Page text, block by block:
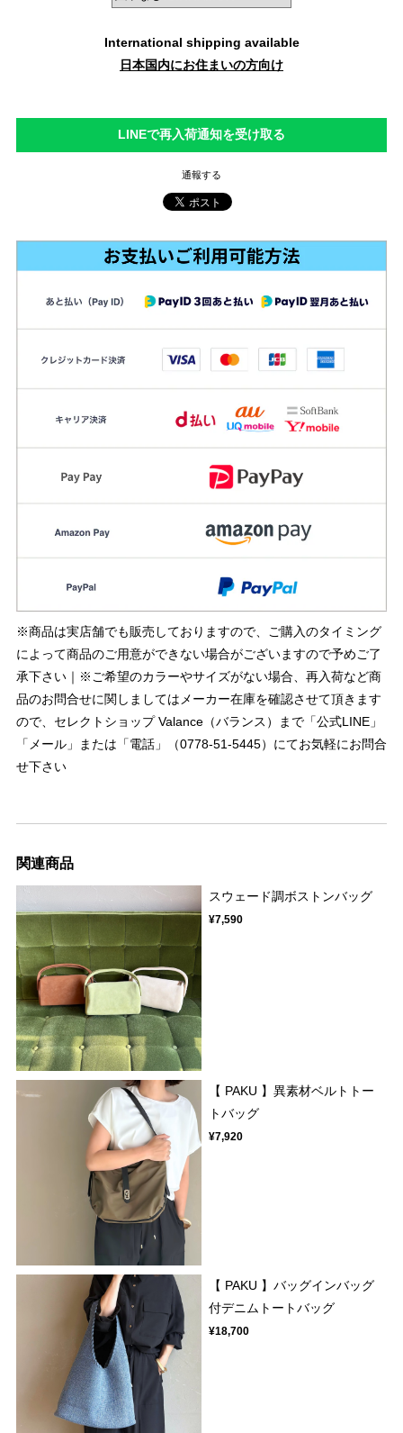
International shipping available
日本国内にお住まいの方向け
LINEで再入荷通知を受け取る
通報する
※商品は実店舗でも販売しておりますので、ご購入のタイミング
によって商品のご用意ができない場合がございますので予めご了
承下さい｜※ご希望のカラーやサイズがない場合、再入荷など商
品のお問合せに関しましてはメーカー在庫を確認させて頂きます
ので、セレクトショップ Valance（バランス）まで「公式LINE」
「メール」または「電話」（0778-51-5445）にてお気軽にお問合
せ下さい
関連商品
スウェード調ボストンバッグ
¥7,590
【 PAKU 】異素材ベルトトー
トバッグ
¥7,920
【 PAKU 】バッグインバッグ
付デニムトートバッグ
¥18,700